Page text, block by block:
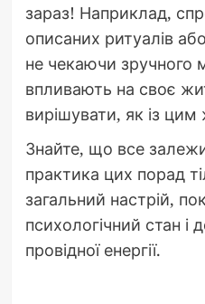
зараз! Наприклад,
описаних ритуалів
не чекаючи зручного
впливають на своє
вирішувати, як із
Знайте, що все
практика цих порад
загальний настрій,
психологічний стан і
провідної енергії.